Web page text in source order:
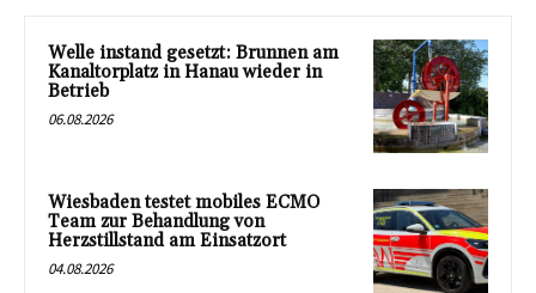
Welle instand gesetzt: Brunnen am
Kanaltorplatz in Hanau wieder in
Betrieb
06.08.2026
Wiesbaden testet mobiles ECMO
Team zur Behandlung von
Herzstillstand am Einsatzort
04.08.2026